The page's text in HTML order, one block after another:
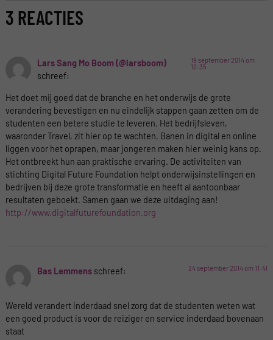
3 REACTIES
Lars Sang Mo Boom (@larsboom)
schreef:
19 september 2014 om
12:35
Het doet mij goed dat de branche en het onderwijs de grote
verandering bevestigen en nu eindelijk stappen gaan zetten om de
studenten een betere studie te leveren. Het bedrijfsleven,
waaronder Travel, zit hier op te wachten. Banen in digital en online
liggen voor het oprapen, maar jongeren maken hier weinig kans op.
Het ontbreekt hun aan praktische ervaring. De activiteiten van
stichting Digital Future Foundation helpt onderwijsinstellingen en
bedrijven bij deze grote transformatie en heeft al aantoonbaar
resultaten geboekt. Samen gaan we deze uitdaging aan!
http://www.digitalfuturefoundation.org
Bas Lemmens schreef: 24 september 2014 om 11:41
Wereld verandert inderdaad snel zorg dat de studenten weten wat
een goed product is voor de reiziger en service inderdaad bovenaan
staat